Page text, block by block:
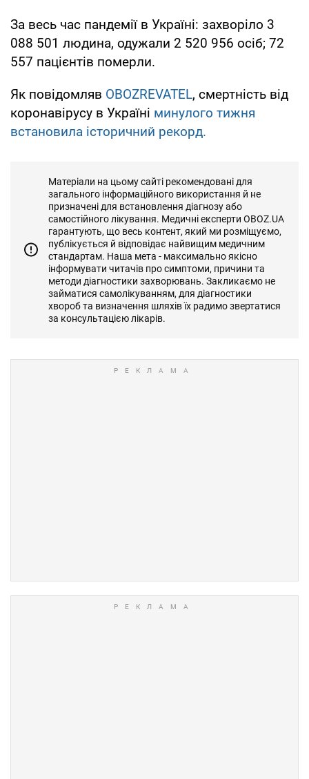
За весь час пандемії в Україні: захворіло 3
088 501 людина, одужали 2 520 956 осіб; 72
557 пацієнтів померли.
Як повідомляв OBOZREVATEL, смертність від
коронавірусу в Україні минулого тижня
встановила історичний рекорд.
Матеріали на цьому сайті рекомендовані для
загального інформаційного використання й не
призначені для встановлення діагнозу або
самостійного лікування. Медичні експерти OBOZ.UA
гарантують, що весь контент, який ми розміщуємо,
публікується й відповідає найвищим медичним
стандартам. Наша мета - максимально якісно
інформувати читачів про симптоми, причини та
методи діагностики захворювань. Закликаємо не
займатися самолікуванням, для діагностики
хвороб та визначення шляхів їх радимо звертатися
за консультацією лікарів.